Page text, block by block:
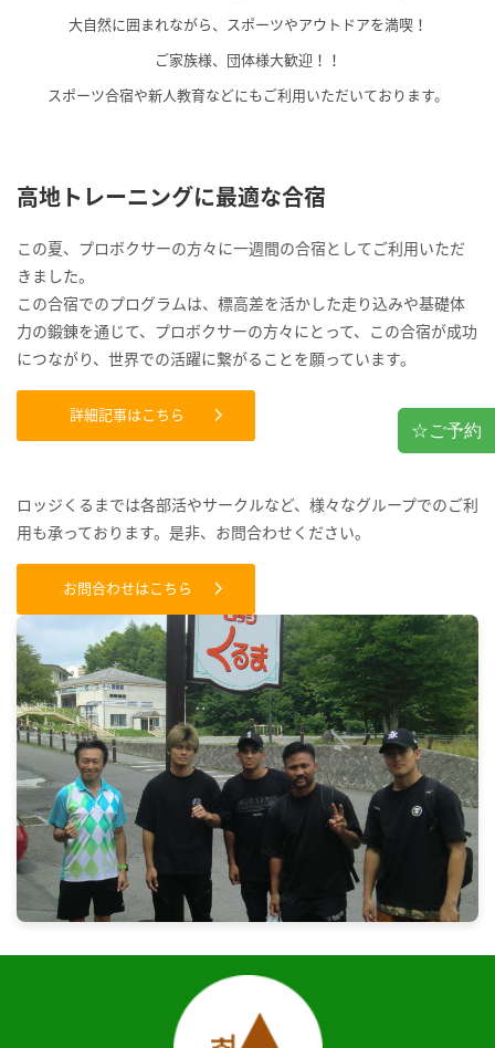
大自然に囲まれながら、スポーツやアウトドアを満喫！
ご家族様、団体様大歓迎！！
スポーツ合宿や新人教育などにもご利用いただいております。
高地トレーニングに最適な合宿
この夏、プロボクサーの方々に一週間の合宿としてご利用いただ
きました。
この合宿でのプログラムは、標高差を活かした走り込みや基礎体
力の鍛錬を通じて、プロボクサーの方々にとって、この合宿が成功
につながり、世界での活躍に繋がることを願っています。
詳細記事はこちら
ロッジくるまでは各部活やサークルなど、様々なグループでのご利
用も承っております。是非、お問合わせください。
お問合わせはこちら
☆ご予約